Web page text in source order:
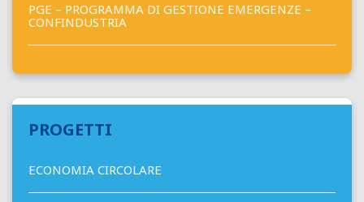
PGE – PROGRAMMA DI GESTIONE EMERGENZE –
CONFINDUSTRIA
PROGETTI
ECONOMIA CIRCOLARE